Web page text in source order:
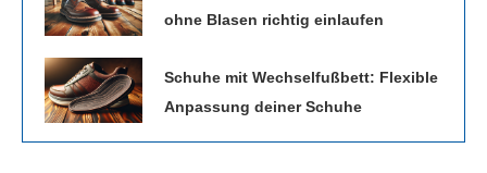
ohne Blasen richtig einlaufen
Schuhe mit Wechselfußbett: Flexible
Anpassung deiner Schuhe